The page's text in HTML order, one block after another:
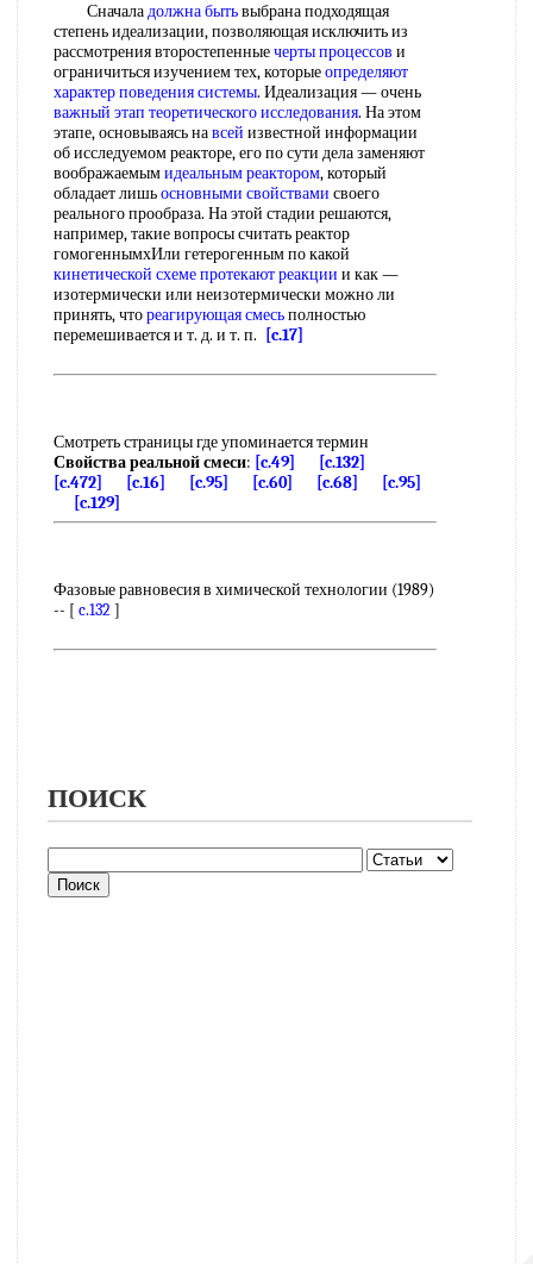
Сначаладолжна бытьвыбрана подходящая
степень идеализации, позволяющая исключить из
рассмотрения второстепенныечерты процессов и
ограничиться изучением тех, которыеопределяют
характерповедения системы. Идеализация — очень
важный этап теоретического исследования. На этом
этапе, основываясь навсей известной информации
об исследуемом реакторе, его по сути дела заменяют
воображаемымидеальным реактором, который
обладает лишьосновными свойствами своего
реального прообраза. На этой стадии решаются,
например, такие вопросы считать реактор
гомогеннымхИли гетерогенным по какой
кинетической схемепротекают реакции и как —
изотермически или неизотермически можно ли
принять, чтореагирующая смесьполностью
перемешивается и т. д. и т. п.
[c.17]
Смотреть страницы где упоминается термин
Свойства реальной смеси: [c.49]
[c.132]
[c.472]
[c.16] [c.95] [c.60] [c.68]
[c.95]
[c.129]
Фазовые равновесия в химической технологии (1989)
-- [ c.132]
ПОИСК